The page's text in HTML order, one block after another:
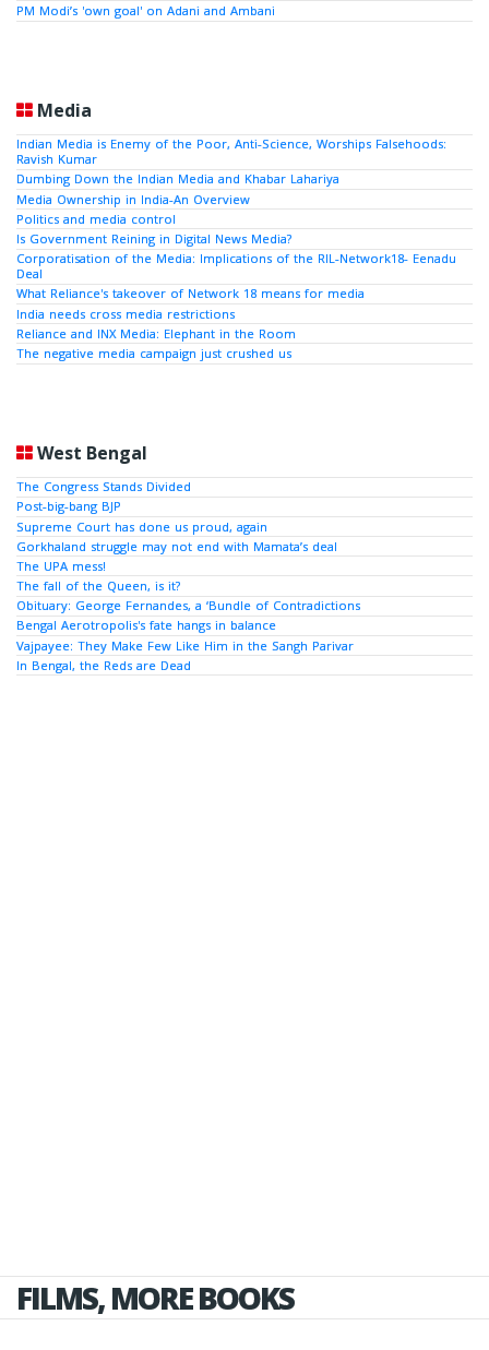
PM Modi’s 'own goal' on Adani and Ambani
Media
Indian Media is Enemy of the Poor, Anti-Science, Worships Falsehoods:
Ravish Kumar
Dumbing Down the Indian Media and Khabar Lahariya
Media Ownership in India-An Overview
Politics and media control
Is Government Reining in Digital News Media?
Corporatisation of the Media: Implications of the RIL-Network18- Eenadu
Deal
What Reliance's takeover of Network 18 means for media
India needs cross media restrictions
Reliance and INX Media: Elephant in the Room
The negative media campaign just crushed us
West Bengal
The Congress Stands Divided
Post-big-bang BJP
Supreme Court has done us proud, again
Gorkhaland struggle may not end with Mamata’s deal
The UPA mess!
The fall of the Queen, is it?
Obituary: George Fernandes, a ‘Bundle of Contradictions
Bengal Aerotropolis's fate hangs in balance
Vajpayee: They Make Few Like Him in the Sangh Parivar
In Bengal, the Reds are Dead
FILMS, MORE BOOKS